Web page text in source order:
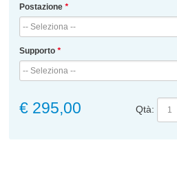
*
Postazione
*
Supporto
€ 295,00 Qtà: